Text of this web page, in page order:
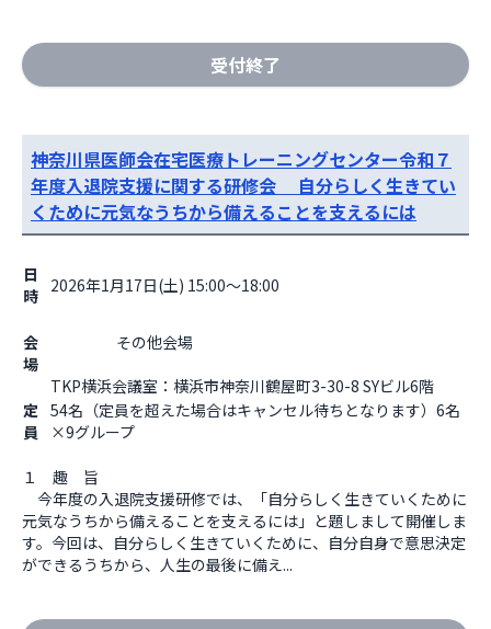
受付終了
神奈川県医師会在宅医療トレーニングセンター令和７
年度入退院支援に関する研修会 自分らしく生きてい
くために元気なうちから備えることを支えるには
日
時 2026年1月17日(土) 15:00～18:00
会
場
定
員
54名（定員を超えた場合はキャンセル待ちとなります）6名
×9グループ
１　趣　旨
今年度の入退院支援研修では、「自分らしく生きていくために
元気なうちから備えることを支えるには」と題しまして開催しま
す。今回は、自分らしく生きていくために、自分自身で意思決定
ができるうちから、人生の最後に備え...